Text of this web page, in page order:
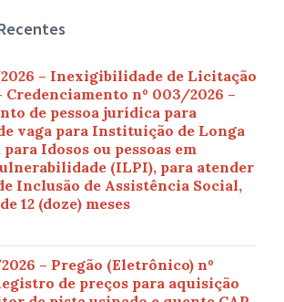
– Inexigibilidade de Licitação
Credenciamento nº 003/2026 –
de pessoa jurídica para
vaga para Instituição de Longa
Idosos ou pessoas em
(ILPI), para atender
Inclusão de Assistência Social,
12 (doze) meses
– Pregão (Eletrônico) nº
de preços para aquisição